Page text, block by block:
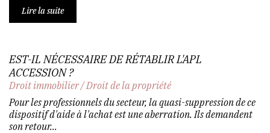
Lire la suite
EST-IL NÉCESSAIRE DE RÉTABLIR L'APL
ACCESSION ?
Droit immobilier/Droit de la propriété
Pour les professionnels du secteur, la quasi-suppression de ce
dispositif d'aide à l'achat est une aberration. Ils demandent
son retour...